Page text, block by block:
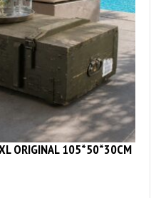
ORIGINAL 105*50*30CM